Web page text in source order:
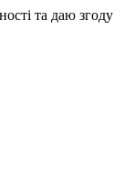
та даю згоду